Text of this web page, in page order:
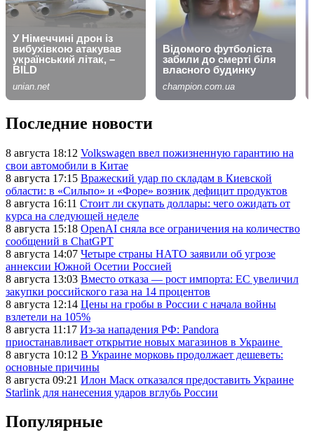
Последние новости
8 августа 18:12 Volkswagen ввел пожизненную гарантию на
свои автомобили в Китае
8 августа 17:15 Вражеский удар по складам в Киевской
области: в «Сильпо» и «Форе» возник дефицит продуктов
8 августа 16:11 Стоит ли скупать доллары: чего ожидать от
курса на следующей неделе
8 августа 15:18 OpenAI сняла все ограничения на количество
сообщений в ChatGPT
8 августа 14:07 Четыре страны НАТО заявили об угрозе
аннексии Южной Осетии Россией
8 августа 13:03 Вместо отказа — рост импорта: ЕС увеличил
закупки российского газа на 14 процентов
8 августа 12:14 Цены на гробы в России с начала войны
взлетели на 105%
8 августа 11:17 Из-за нападения РФ: Pandora
приостанавливает открытие новых магазинов в Украине
8 августа 10:12 В Украине морковь продолжает дешеветь:
основные причины
8 августа 09:21 Илон Маск отказался предоставить Украине
Starlink для нанесения ударов вглубь России
Популярные